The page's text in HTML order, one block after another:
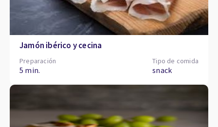
Jamón ibérico y cecina
Preparación
5 min.
Tipo de comida
snack